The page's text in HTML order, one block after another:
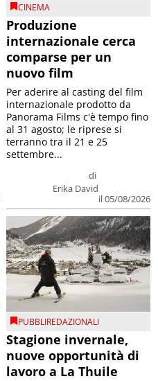
CINEMA
Produzione
internazionale cerca
comparse per un
nuovo film
di
Erika David
il 05/08/2026
Per aderire al casting del film
internazionale prodotto da
Panorama Films c'è tempo fino
al 31 agosto; le riprese si
terranno tra il 21 e 25
settembre...
PUBBLIREDAZIONALI
Stagione invernale,
nuove opportunità di
lavoro a La Thuile